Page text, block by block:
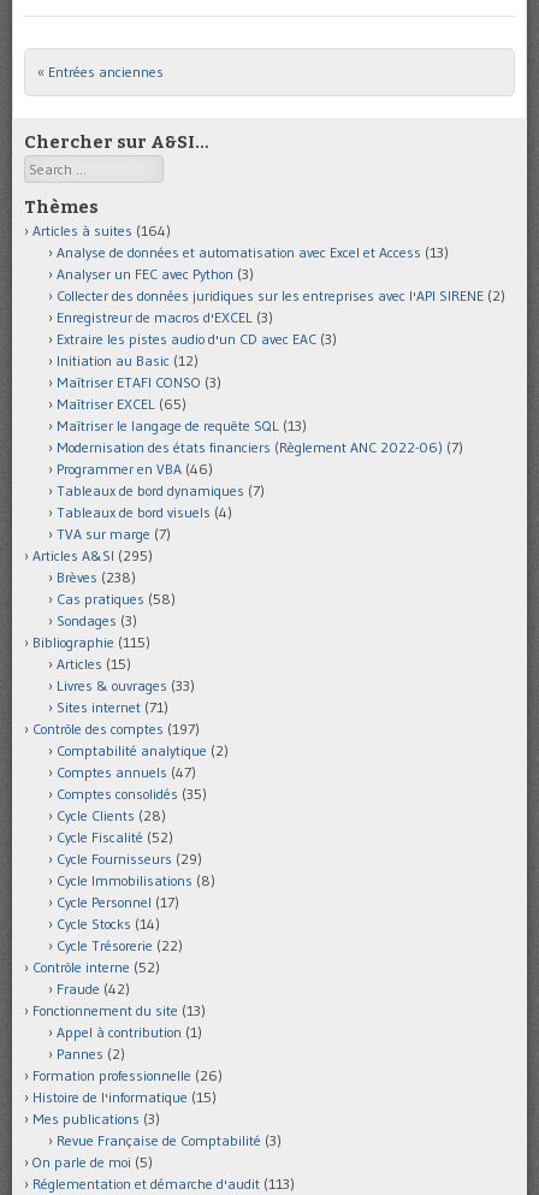
Post navigation
« Entrées anciennes
Chercher sur A&SI…
Search
Thèmes
Articles à suites (164)
Analyse de données et automatisation avec Excel et Access (13)
Analyser un FEC avec Python (3)
Collecter des données juridiques sur les entreprises avec l'API SIRENE (2)
Enregistreur de macros d'EXCEL (3)
Extraire les pistes audio d'un CD avec EAC (3)
Initiation au Basic (12)
Maîtriser ETAFI CONSO (3)
Maîtriser EXCEL (65)
Maîtriser le langage de requête SQL (13)
Modernisation des états financiers (Règlement ANC 2022-06) (7)
Programmer en VBA (46)
Tableaux de bord dynamiques (7)
Tableaux de bord visuels (4)
TVA sur marge (7)
Articles A&SI (295)
Brèves (238)
Cas pratiques (58)
Sondages (3)
Bibliographie (115)
Articles (15)
Livres & ouvrages (33)
Sites internet (71)
Contrôle des comptes (197)
Comptabilité analytique (2)
Comptes annuels (47)
Comptes consolidés (35)
Cycle Clients (28)
Cycle Fiscalité (52)
Cycle Fournisseurs (29)
Cycle Immobilisations (8)
Cycle Personnel (17)
Cycle Stocks (14)
Cycle Trésorerie (22)
Contrôle interne (52)
Fraude (42)
Fonctionnement du site (13)
Appel à contribution (1)
Pannes (2)
Formation professionnelle (26)
Histoire de l'informatique (15)
Mes publications (3)
Revue Française de Comptabilité (3)
On parle de moi (5)
Réglementation et démarche d'audit (113)